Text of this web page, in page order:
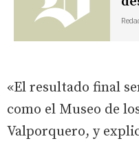
«El resultado final
como el Museo de
Valporquero, y